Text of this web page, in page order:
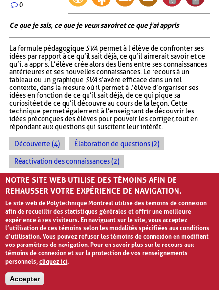
0
Ce que je sais, ce que je veux savoir et ce que j’ai appris
La formule pédagogique SVA permet à l’élève de confronter ses
idées par rapport à ce qu’il sait déjà, ce qu’il aimerait savoir et ce
qu’il a appris. L’élève crée alors des liens entre ses connaissances
antérieures et ses nouvelles connaissances. Le recours à un
tableau ou un graphique SVA s’avère efficace dans un tel
contexte, dans la mesure où il permet à l’élève d’organiser ses
idées en fonction de ce qu’il sait déjà, de ce qui pique sa
curiosité et de ce qu’il découvre au cours de la leçon. Cette
technique permet également à l’enseignant de découvrir les
idées préconçues des élèves pour pouvoir les corriger, tout en
répondant aux questions qui suscitent leur intérêt.
Découverte (4) Élaboration de questions (2)
Réactivation des connaissances (2)
Évolution des apprentissages (2)
NOTRE SITE WEB UTILISE DES TÉMOINS AFIN DE
REHAUSSER VOTRE EXPÉRIENCE DE NAVIGATION.
Le site web de Polytechnique Montréal utilise des témoins de connexion
afin de recueillir des statistiques générales et offrir une meilleure
expérience à ses visiteurs. En naviguant sur le site, vous acceptez
l’utilisation de ces témoins selon les modalités spécifiées aux conditions
d’utilisation. Vous pouvez refuser les témoins de connexion en modifiant
vos paramètres de navigation. Pour en savoir plus sur le recours aux
témoins de connexion et sur la protection de vos renseignements
personnels,cliquez ici.
Accepter